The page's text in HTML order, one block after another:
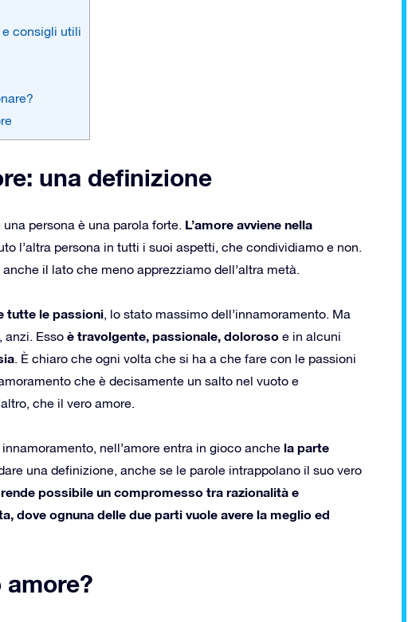
consigli utili
una definizione
persona è una parola forte. L’amore avviene nella
l’altra persona in tutti i suoi aspetti, che condividiamo e non.
anche il lato che meno apprezziamo dell’altra metà.
tutte le passioni, lo stato massimo dell’innamoramento. Ma
anzi. Esso è travolgente, passionale, doloroso e in alcuni
. È chiaro che ogni volta che si ha a che fare con le passioni
che è decisamente un salto nel vuoto e
che il vero amore.
nell’amore entra in gioco anche la parte
una definizione, anche se le parole intrappolano il suo vero
rende possibile un compromesso tra razionalità e
dove ognuna delle due parti vuole avere la meglio ed
amore?